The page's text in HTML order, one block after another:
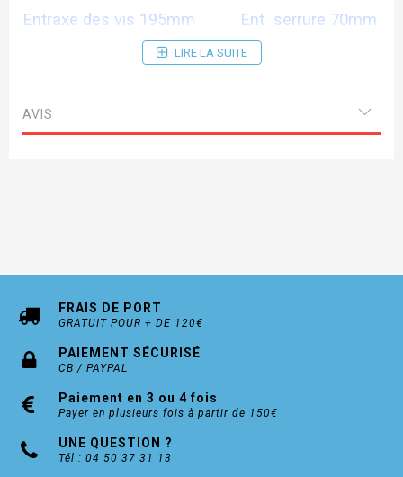
Entraxe des vis 195mm Ent serrure 70mm
LIRE LA SUITE
AVIS
FRAIS DE PORT
GRATUIT POUR + DE 120€
PAIEMENT SÉCURISÉ
CB / PAYPAL
Paiement en 3 ou 4 fois
Payer en plusieurs fois à partir de 150€
UNE QUESTION ?
Tél : 04 50 37 31 13